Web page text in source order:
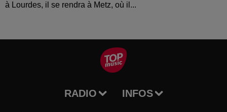
à Lourdes, il se rendra à Metz, où il...
RADIO INFOS